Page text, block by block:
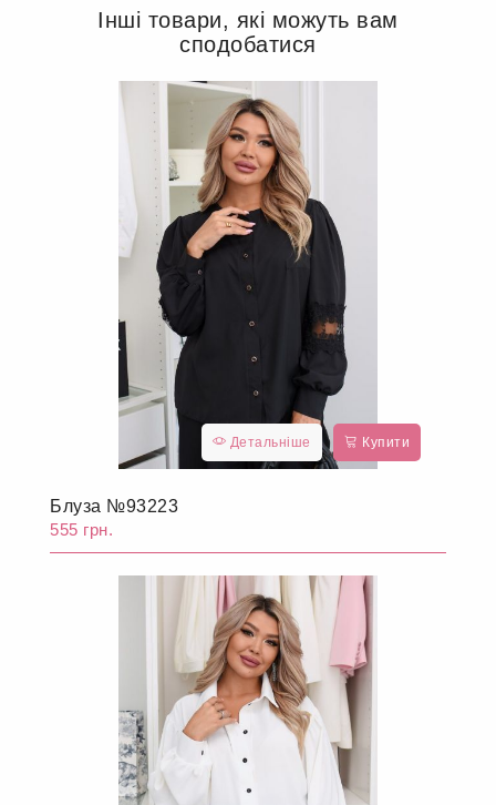
Інші товари, які можуть вам
сподобатися
Детальніше Купити
Блуза №93223
555 грн.